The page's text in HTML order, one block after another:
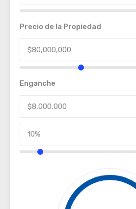
Precio de la Propiedad
Enganche